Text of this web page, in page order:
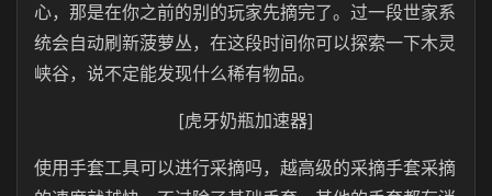
心，那是在你之前的别的玩家先摘完了。过一段世家系
统会自动刷新菠萝丛，在这段时间你可以探索一下木灵
峡谷，说不定能发现什么稀有物品。
[虎牙奶瓶加速器]
使用手套工具可以进行采摘吗，越高级的采摘手套采摘